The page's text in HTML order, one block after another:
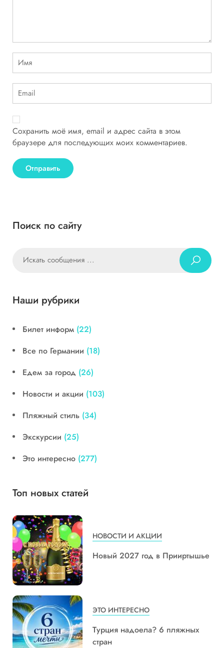
Сохранить моё имя, email и адрес сайта в этом
браузере для последующих моих комментариев.
Поиск по сайту
Наши рубрики
Билет информ (22)
Все по Германии (18)
Едем за город (26)
Новости и акции (103)
Пляжный стиль (34)
Экскурсии (25)
Это интересно (277)
Топ новых статей
НОВОСТИ И АКЦИИ
Новый 2027 год в Прииртышье
ЭТО ИНТЕРЕСНО
Турция надоела? 6 пляжных
стран